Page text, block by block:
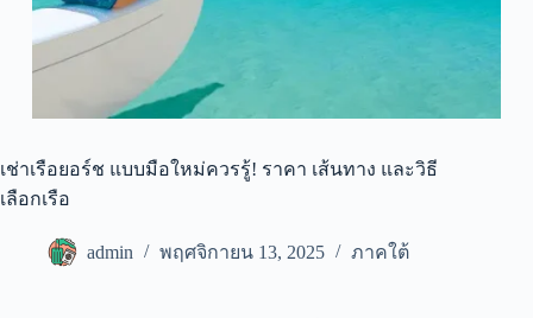
เช่าเรือยอร์ช แบบมือใหม่ควรรู้! ราคา เส้นทาง และวิธี
เลือกเรือ
admin พฤศจิกายน 13, 2025 ภาคใต้